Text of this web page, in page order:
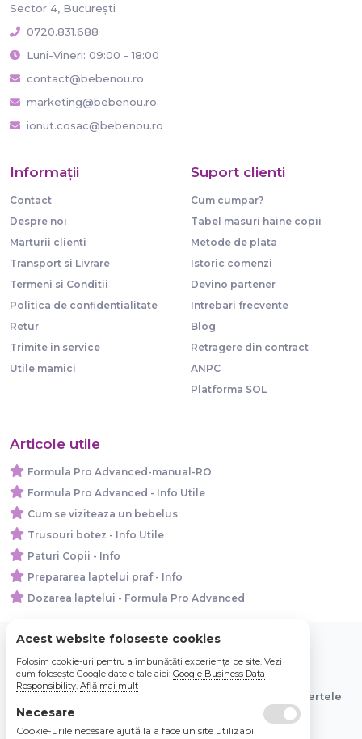
Sector 4, București
0720.831.688
Luni-Vineri: 09:00 - 18:00
contact@bebenou.ro
marketing@bebenou.ro
ionut.cosac@bebenou.ro
Informaţii
Contact
Despre noi
Marturii clienti
Transport si Livrare
Termeni si Conditii
Politica de confidentialitate
Retur
Trimite in service
Utile mamici
Suport clienti
Cum cumpar?
Tabel masuri haine copii
Metode de plata
Istoric comenzi
Devino partener
Intrebari frecvente
Blog
Retragere din contract
ANPC
Platforma SOL
Articole utile
Formula Pro Advanced-manual-RO
Formula Pro Advanced - Info Utile
Cum se viziteaza un bebelus
Trusouri botez - Info Utile
Paturi Copii - Info
Prepararea laptelui praf - Info
Dozarea laptelui - Formula Pro Advanced
© 2026 Bebe Nou Online Store SRL
Toate preturile sunt exprimate in lei si includ tva. Ofertele
sunt valabile in limita stocului disponibil.
Acest website foloseste cookies
Folosim cookie-uri pentru a îmbunătăți experiența pe site. Vezi
cum folosește Google datele tale aici: Google Business Data
Responsibility. Află mai mult
Necesare
Cookie-urile necesare ajută la a face un site utilizabil